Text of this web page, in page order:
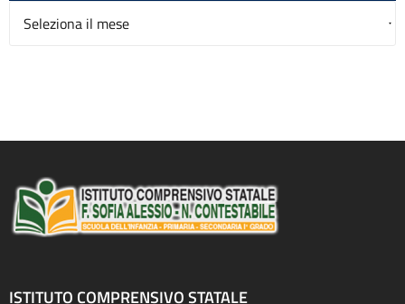
Archivio
ISTITUTO COMPRENSIVO STATALE